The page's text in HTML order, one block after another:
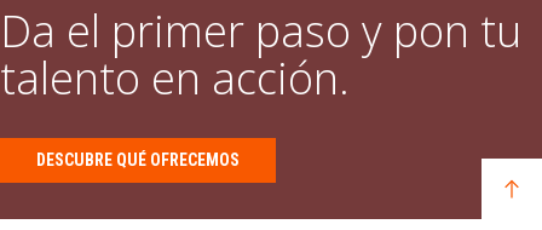
Da el primer paso y pon tu
talento en acción.
DESCUBRE QUÉ OFRECEMOS